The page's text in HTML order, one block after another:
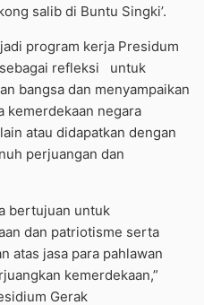
salib di Buntu Singki’.
program kerja Presidum
refleksi untuk
bangsa dan menyampaikan
kemerdekaan negara
atau didapatkan dengan
perjuangan dan
bertujuan untuk
dan patriotisme serta
atas jasa para pahlawan
kemerdekaan,”
Gerak